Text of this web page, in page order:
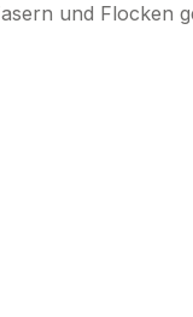
und Flocken